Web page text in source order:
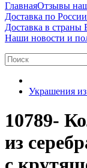
ГлавнаяОтзывы
Доставка по России
Доставка в
Наши новости и
Украшения из
10789-
из